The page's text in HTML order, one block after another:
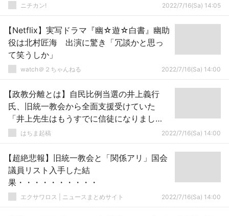
ニチカン! 2022/7/16(Sa) 14:05
【Netflix】実写ドラマ『幽☆遊☆白書』幽助
役は北村匠海 出演に驚き「冗談かと思っ
て笑うしか」
watch＠２ちゃんねる 2022/7/16(Sa) 14:00
【政教分離とは】自民比例当選の井上義行
氏、旧統一教会から全面支援受けていた
「井上先生はもうすでに信徒になりまし
た」はちま起稿 2022/7/16(Sa) 14:00
【超絶悲報】旧統一教会と「関係アリ」国会
議員リスト入手した結
果・・・・・・・・・・
エクサワロス | ニュースまとめサイト 2022/7/16(Sa) 14:00